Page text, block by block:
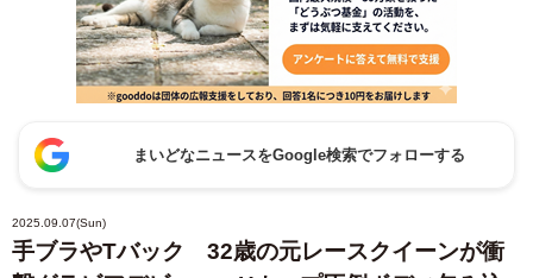
まいどなニュースをGoogle検索でフォローする
2025.09.07(Sun)
手ブラやTバック 32歳の元レースクイーンが衝